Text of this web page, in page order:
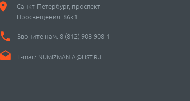
Санкт-Петербург, проспект
Просвещения, 86к1
Звоните нам: 8 (812) 908-908-1
E-mail: NUMIZMANIA@LIST.RU